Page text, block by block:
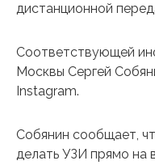
дистанционной
Соответствующей
Москвы Сергей
Instagram.
Собянин сообщает,
делать УЗИ прямо на